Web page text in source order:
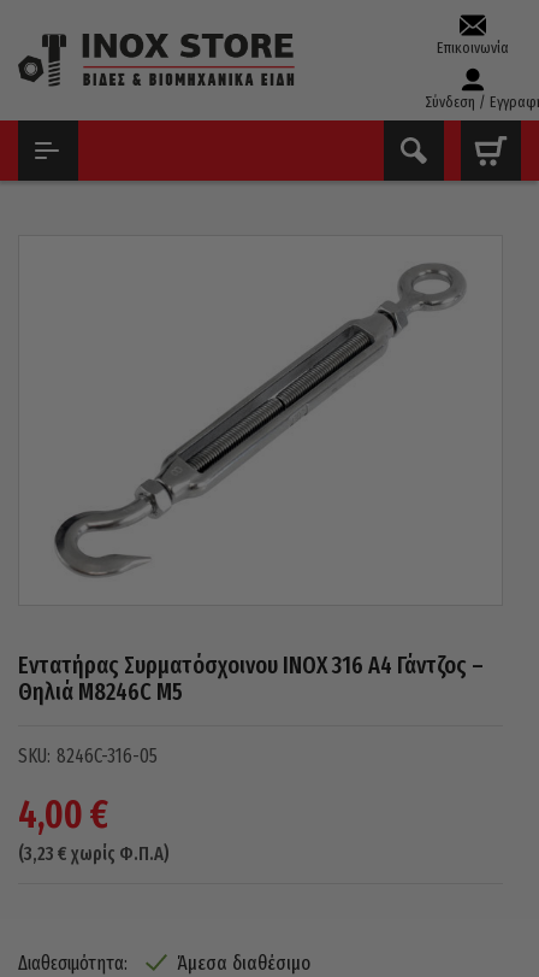
Επικοινωνία
Σύνδεση /
Εντατήρας Συρματόσχοινου INOX 316 A4 Γάντζος –
Θηλιά M8246C M5
8246C-316-05
4,00€
(3,23 € χωρίς Φ.Π.Α)
Διαθεσιμότητα: Άμεσα διαθέσιμο